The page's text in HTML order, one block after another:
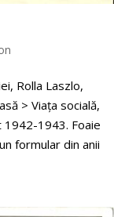
Rolla Laszlo,
> Viața socială,
1942-1943. Foaie
formular din anii